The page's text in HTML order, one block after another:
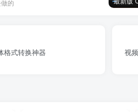
的
格式转换神器
视